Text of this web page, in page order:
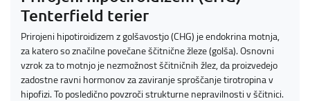
Tenterfield terier
Prirojeni hipotiroidizem z golšavostjo (CHG) je endokrina motnja,
za katero so značilne povečane ščitnične žleze (golša). Osnovni
vzrok za to motnjo je nezmožnost ščitničnih žlez, da proizvedejo
zadostne ravni hormonov za zaviranje sproščanje tirotropina v
hipofizi. To posledično povzroči strukturne nepravilnosti v ščitnici.